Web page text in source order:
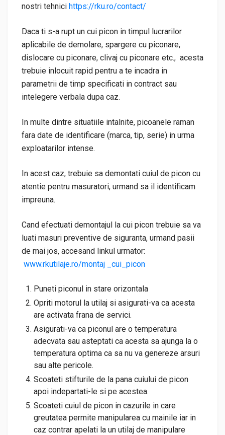
nostri tehnici https://rku.ro/contact/
Daca ti s-a rupt un cui picon in timpul lucrarilor
aplicabile de demolare, spargere cu piconare,
dislocare cu piconare, clivaj cu piconare etc., acesta
trebuie inlocuit rapid pentru a te incadra in
parametrii de timp specificati in contract sau
intelegere verbala dupa caz.
In multe dintre situatiile intalnite, picoanele raman
fara date de identificare (marca, tip, serie) in urma
exploatarilor intense.
In acest caz, trebuie sa demontati cuiul de picon cu
atentie pentru masuratori, urmand sa il identificam
impreuna.
Cand efectuati demontajul la cui picon trebuie sa va
luati masuri preventive de siguranta, urmand pasii
de mai jos, accesand linkul urmator:
www.rkutilaje.ro/montaj _cui_picon
Puneti piconul in stare orizontala
Opriti motorul la utilaj si asigurati-va ca acesta
are activata frana de servici.
Asigurati-va ca piconul are o temperatura
adecvata sau asteptati ca acesta sa ajunga la o
temperatura optima ca sa nu va genereze arsuri
sau alte pericole.
Scoateti stifturile de la pana cuiului de picon
apoi indepartati-le si pe acestea.
Scoateti cuiul de picon in cazurile in care
greutatea permite manipularea cu mainile iar in
caz contrar apelati la un utilaj de manipulare